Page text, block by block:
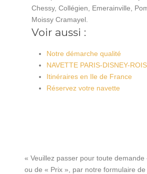
Chessy, Collégien, Emerainville,
Moissy Cramayel.
Voir aussi :
Notre démarche qualité
NAVETTE PARIS-DISNEY-
Itinéraires en Ile de France
Réservez votre navette
« Veuillez passer pour toute demande
ou de « Prix », par notre formulaire de